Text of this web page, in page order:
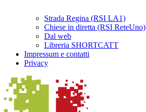
Strada Regina (RSI LA1)
Chiese in diretta (RSI ReteUno)
Dal web
Libreria SHORTCATT
Impressum e contatti
Privacy